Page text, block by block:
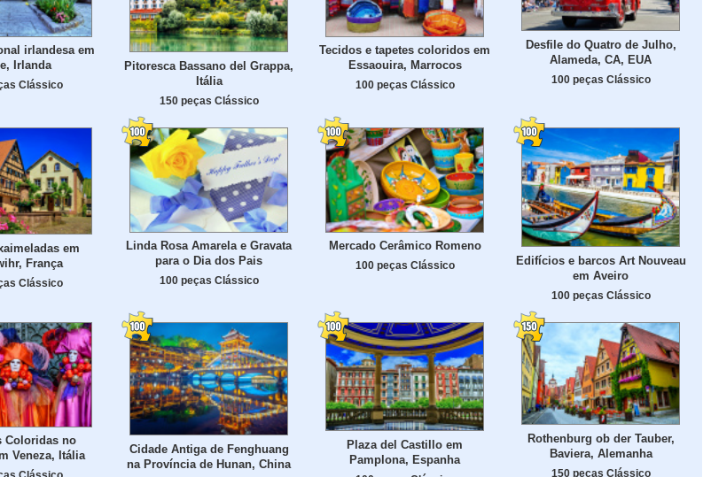
irlandesa em
Irlanda
Clássico
Pitoresca Bassano del Grappa,
Itália
150 peças Clássico
Tecidos e tapetes coloridos em
Essaouira, Marrocos
100 peças Clássico
Desfile do Quatro de Julho,
Alameda, CA, EUA
100 peças Clássico
em
França
Clássico
Linda Rosa Amarela e Gravata
para o Dia dos Pais
100 peças Clássico
Mercado Cerâmico Romeno
100 peças Clássico
Edifícios e barcos Art Nouveau
em Aveiro
100 peças Clássico
Coloridas no
Veneza, Itália
Cidade Antiga de Fenghuang
na Província de Hunan, China
Plaza del Castillo em
Pamplona, Espanha
Rothenburg ob der Tauber,
Baviera, Alemanha
150 peças Clássico